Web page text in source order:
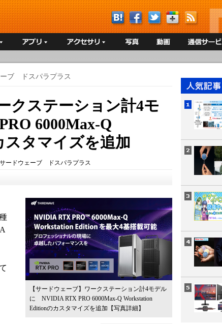
ブ ドスパラプラス
クステーション計4モ
6000Max-Q
タマイズを追加
ードウェーブ ドスパラプラス
【サードウェーブ】ワークステーション計4モデル
に NVIDIA RTX PRO 6000Max-Q Workstation
Editionのカスタマイズを追加 【写真詳細】